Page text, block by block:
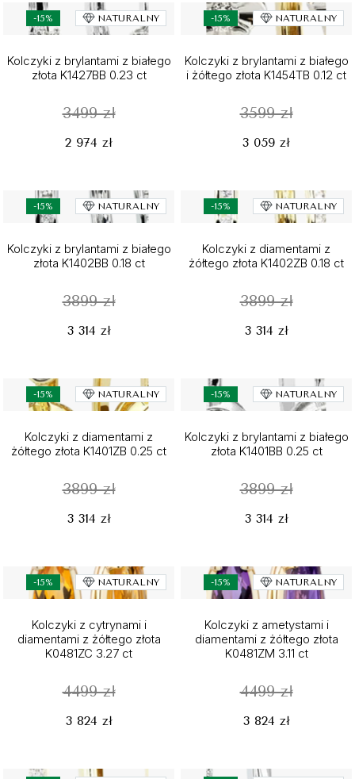
-15% NATURALNY
Kolczyki z brylantami z białego
złota K1427BB 0.23 ct
3499 zł
2 974 zł
-15% NATURALNY
Kolczyki z brylantami z białego
i żółtego złota K1454TB 0.12 ct
3599 zł
3 059 zł
-15% NATURALNY
Kolczyki z brylantami z białego
złota K1402BB 0.18 ct
3899 zł
3 314 zł
-15% NATURALNY
Kolczyki z diamentami z
żółtego złota K1402ZB 0.18 ct
3899 zł
3 314 zł
-15% NATURALNY
Kolczyki z diamentami z
żółtego złota K1401ZB 0.25 ct
3899 zł
3 314 zł
-15% NATURALNY
Kolczyki z brylantami z białego
złota K1401BB 0.25 ct
3899 zł
3 314 zł
-15% NATURALNY
Kolczyki z cytrynami i
diamentami z żółtego złota
K0481ZC 3.27 ct
4499 zł
3 824 zł
-15% NATURALNY
Kolczyki z ametystami i
diamentami z żółtego złota
K0481ZM 3.11 ct
4499 zł
3 824 zł